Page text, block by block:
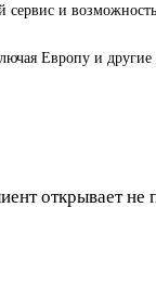
и
Европу и другие
открывает